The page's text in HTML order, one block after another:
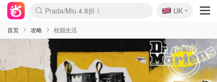
麦卢卡蜂蜜夏促！个位数！
Prada/Miu 4.8折！
啥？必胜客披萨5折！
🇬🇧
UK
首页 攻略 校园生活